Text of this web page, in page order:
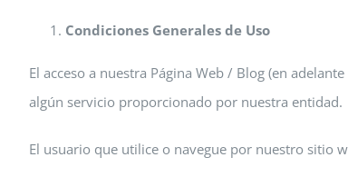
Condiciones Generales de Uso
El acceso a nuestra Página Web / Blog (en
algún servicio proporcionado por nuestra entidad.
El usuario que utilice o navegue por nuestro sitio